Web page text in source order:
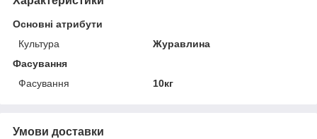
Основні атрибути
Культура
Журавлина
Фасування
Фасування
10кг
Умови доставки